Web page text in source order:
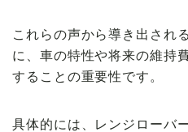
これらの声から導き出され
に、車の特性や将来の維持
することの重要性です。
具体的には、レンジローバ